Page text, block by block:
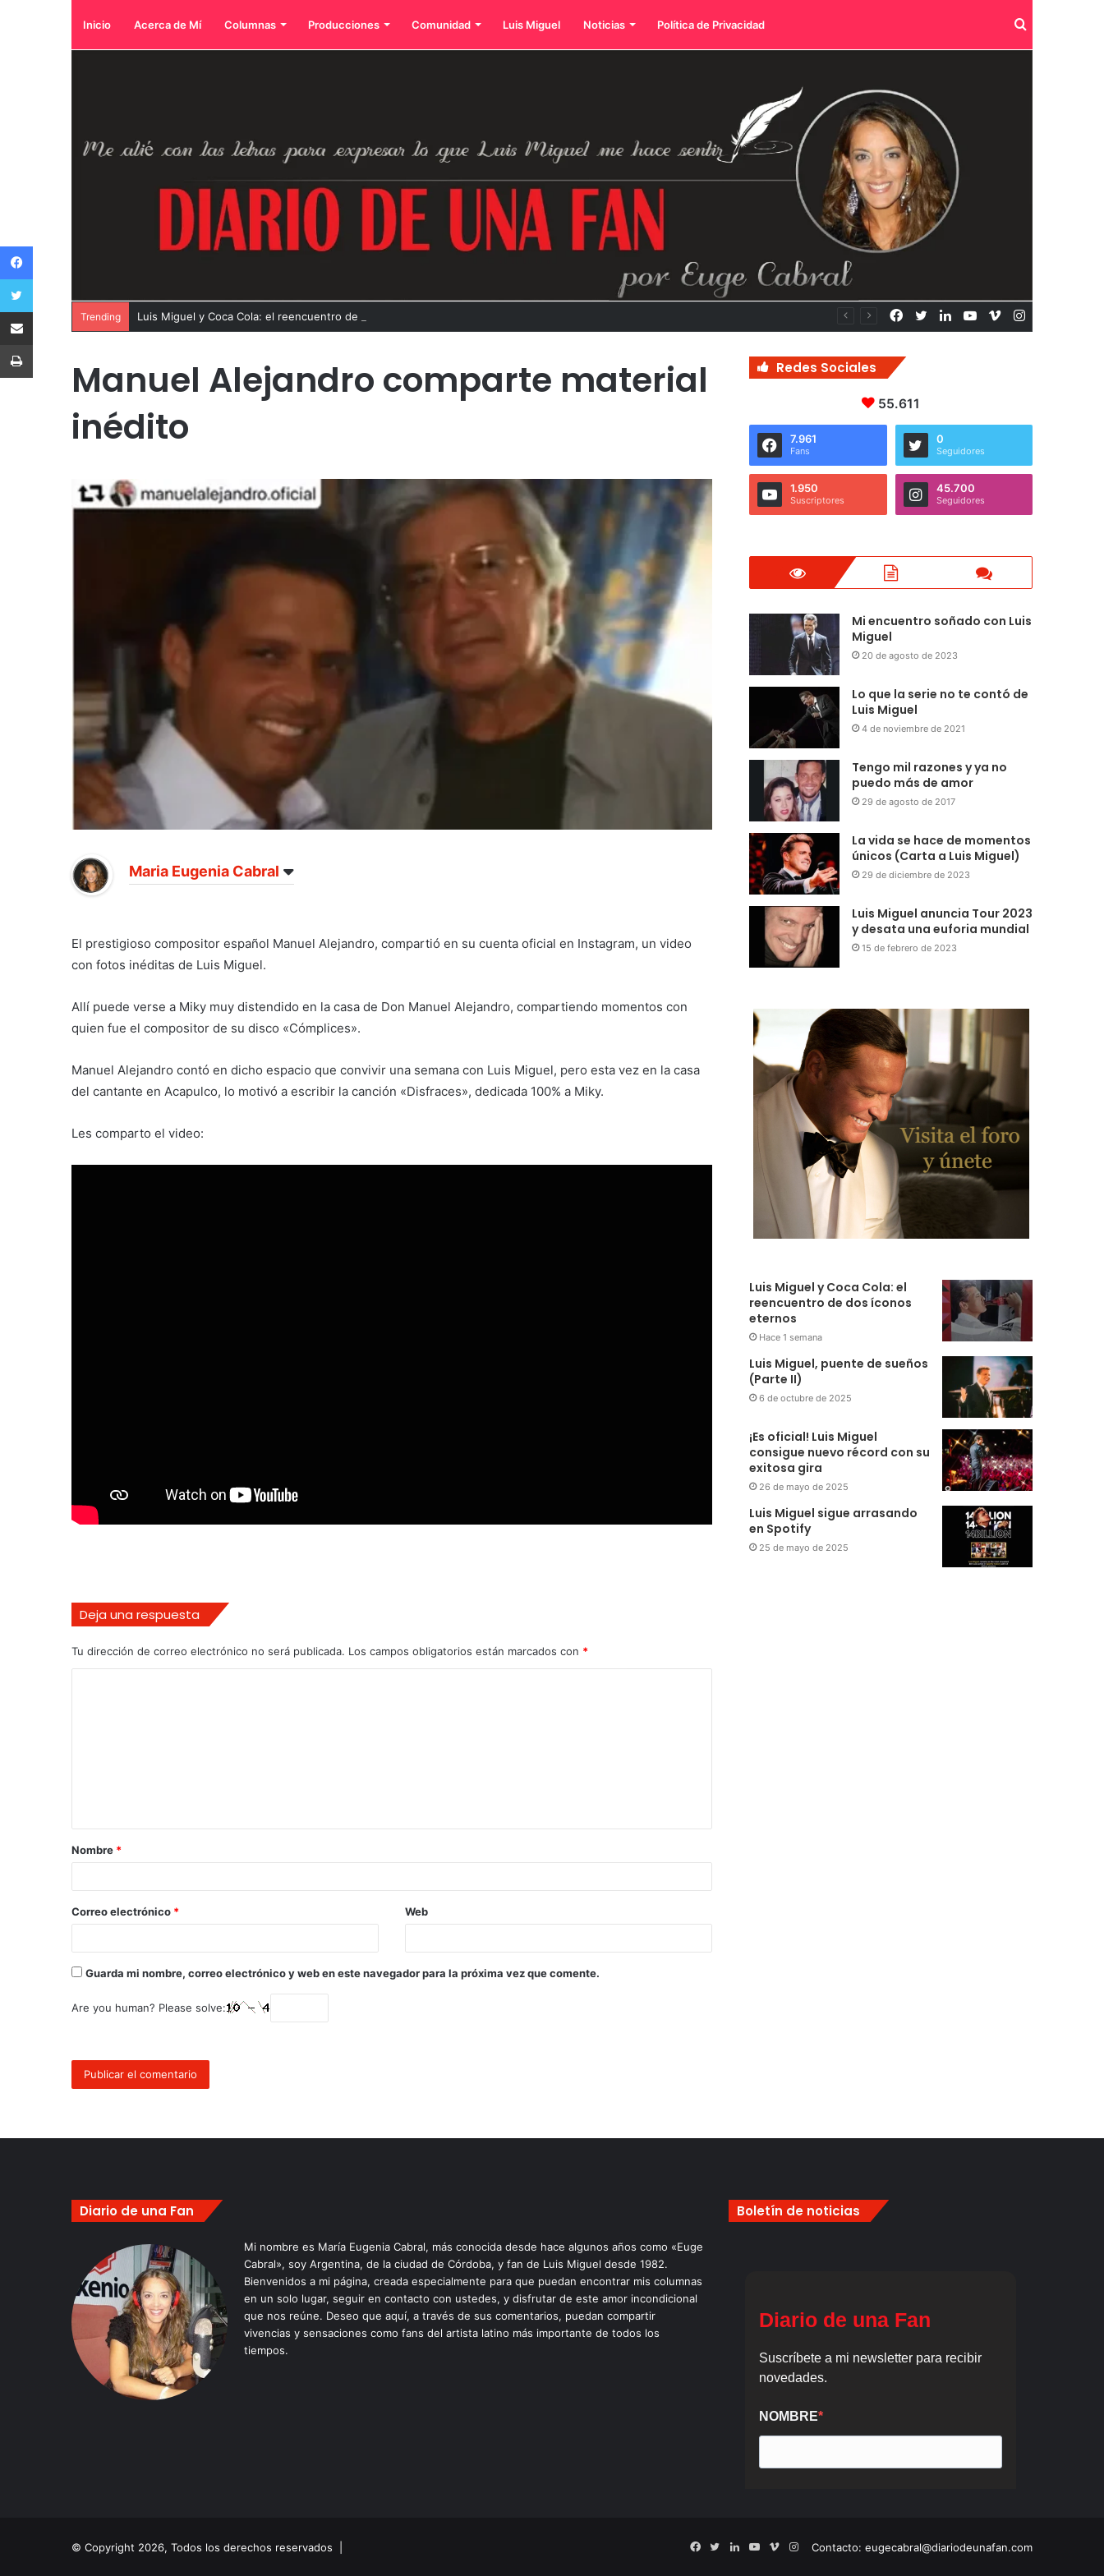
Inicio Acerca de Mí Columnas Producciones Comunidad Luis Miguel Noticias Política de Privacidad Buscar
Trending Luis Miguel y Coca Cola: el reencuentro de dos íconos eternos Instagram
Vimeo
YouTube
LinkedIn
Twitter
Facebook
Manuel Alejandro comparte material
inédito
Maria Eugenia Cabral
El prestigioso compositor español Manuel Alejandro, compartió en su cuenta oficial en Instagram, un video
con fotos inéditas de Luis Miguel.
Allí puede verse a Miky muy distendido en la casa de Don Manuel Alejandro, compartiendo momentos con
quien fue el compositor de su disco «Cómplices».
Manuel Alejandro contó en dicho espacio que convivir una semana con Luis Miguel, pero esta vez en la casa
del cantante en Acapulco, lo motivó a escribir la canción «Disfraces», dedicada 100% a Miky.
Les comparto el video:
Deja una respuesta
Tu dirección de correo electrónico no será publicada. Los campos obligatorios están marcados con *
Nombre *
Correo electrónico * Web
Guarda mi nombre, correo electrónico y web en este navegador para la próxima vez que comente.
Are you human? Please solve:
Redes Sociales
55.611
7.961
Fans
0
Seguidores
1.950
Suscriptores
45.700
Seguidores
Mi encuentro soñado con Luis
Miguel
20 de agosto de 2023
Lo que la serie no te contó de
Luis Miguel
4 de noviembre de 2021
Tengo mil razones y ya no
puedo más de amor
29 de agosto de 2017
La vida se hace de momentos
únicos (Carta a Luis Miguel)
29 de diciembre de 2023
Luis Miguel anuncia Tour 2023
y desata una euforia mundial
15 de febrero de 2023
Luis Miguel y Coca Cola: el
reencuentro de dos íconos
eternos
Hace 1 semana
Luis Miguel, puente de sueños
(Parte II)
6 de octubre de 2025
¡Es oficial! Luis Miguel
consigue nuevo récord con su
exitosa gira
26 de mayo de 2025
Luis Miguel sigue arrasando
en Spotify
25 de mayo de 2025
Diario de una Fan
Mi nombre es María Eugenia Cabral, más conocida desde hace algunos años como «Euge
Cabral», soy Argentina, de la ciudad de Córdoba, y fan de Luis Miguel desde 1982.
Bienvenidos a mi página, creada especialmente para que puedan encontrar mis columnas
en un solo lugar, seguir en contacto con ustedes, y disfrutar de este amor incondicional
que nos reúne. Deseo que aquí, a través de sus comentarios, puedan compartir
vivencias y sensaciones como fans del artista latino más importante de todos los
tiempos.
Boletín de noticias
© Copyright 2026, Todos los derechos reservados | Contacto: eugecabral@diariodeunafan.com
Facebook
TwitterLinkedInYouTube
VimeoInstagram
Facebook
Twitter
Compartir por correo electrónico